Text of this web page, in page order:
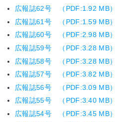
広報誌62号 （PDF:1.92 MB）
広報誌61号 （PDF:1.59 MB）
広報誌60号 （PDF:2.98 MB）
広報誌59号 （PDF:3.28 MB）
広報誌58号 （PDF:3.28 MB）
広報誌57号 （PDF:3.82 MB）
広報誌56号 （PDF:3.09 MB）
広報誌55号 （PDF:3.40 MB）
広報誌54号 （PDF:3.45 MB）